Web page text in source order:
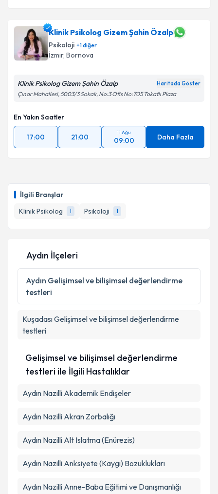
İlgili Branşlar
Klinik Psikolog
1 Psikoloji 1
Klinik Psikolog Gizem Şahin Özalp
Psikoloji +1diğer
İzmir, Bornova
Klinik Psikolog Gizem Şahin Özalp Haritada Göster
Çınar Mahallesi, 5003/3 Sokak, No:3 Ofis No:705 Tokatlı Plaza
En Yakın Saatler
17:00 21:00
11 Ağu
09:00 Daha Fazla
Aydın İlçeleri
Aydın Gelişimsel ve bilişimsel değerlendirme
testleri
KuşadasıGelişimsel ve bilişimsel değerlendirme
testleri
Gelişimsel ve bilişimsel değerlendirme
testleri ile İlgili Hastalıklar
Aydın Nazilli Akademik Endişeler
Aydın Nazilli Akran Zorbalığı
Aydın Nazilli Alt Islatma (Enürezis)
Aydın Nazilli Anksiyete (Kaygı) Bozuklukları
Aydın Nazilli Anne-Baba Eğitimi ve Danışmanlığı